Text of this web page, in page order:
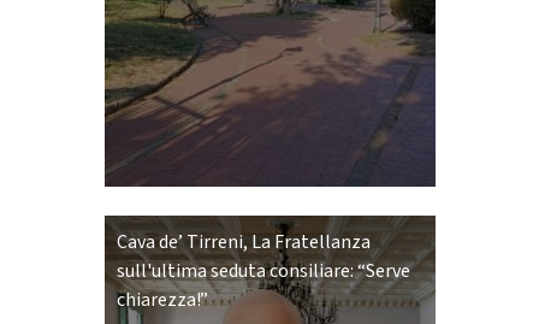
Cava de’ Tirreni, La Fratellanza
sull'ultima seduta consiliare: “Serve
chiarezza!”